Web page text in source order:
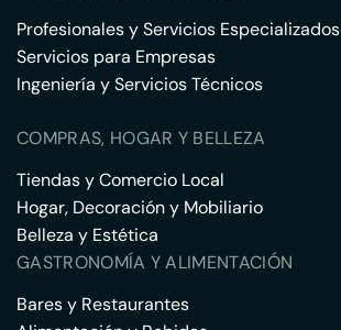
Profesionales y Servicios Especializados
Servicios para Empresas
Ingeniería y Servicios Técnicos
COMPRAS, HOGAR Y BELLEZA
Tiendas y Comercio Local
Hogar, Decoración y Mobiliario
Belleza y Estética
GASTRONOMÍA Y ALIMENTACIÓN
Bares y Restaurantes